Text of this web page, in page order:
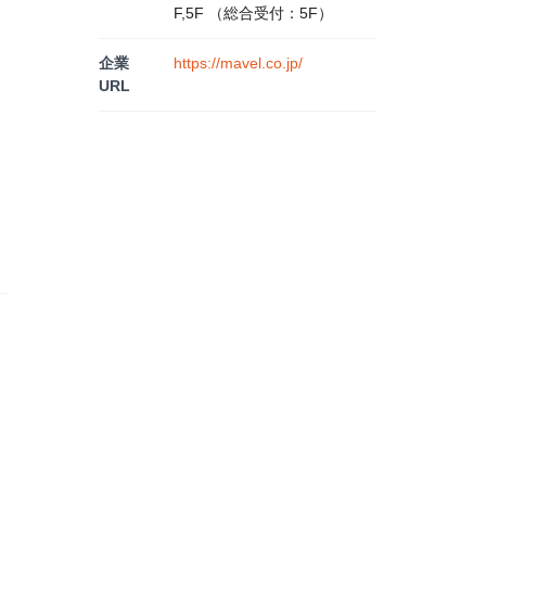
F,5F （総合受付：5F）
企業
URL
https://mavel.co.jp/